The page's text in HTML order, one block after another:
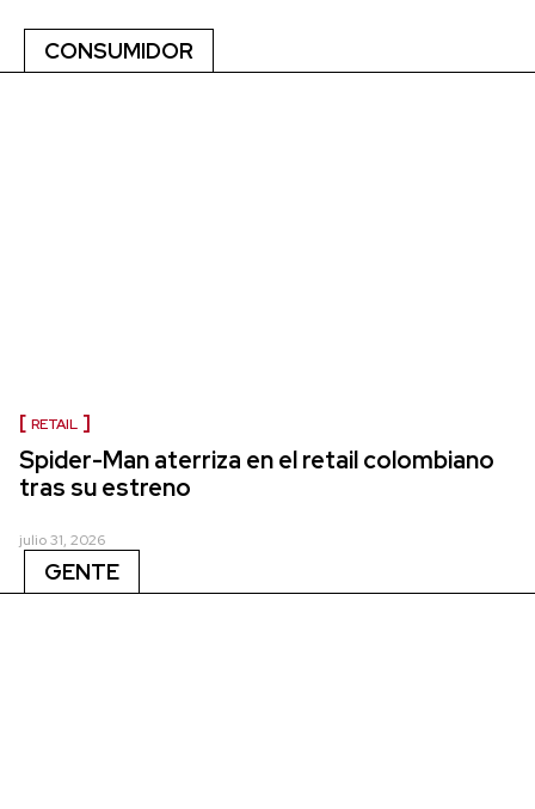
CONSUMIDOR
RETAIL
Spider-Man aterriza en el retail colombiano
tras su estreno
julio 31, 2026
GENTE